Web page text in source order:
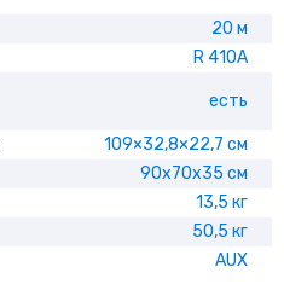
20 м
R 410A
есть
109×32,8×22,7 см
90x70x35 см
13,5 кг
50,5 кг
AUX